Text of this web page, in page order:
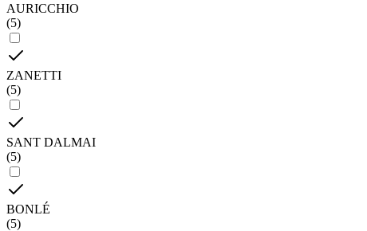
AURICCHIO
(5)
ZANETTI
(5)
SANT DALMAI
(5)
BONLÉ
(5)